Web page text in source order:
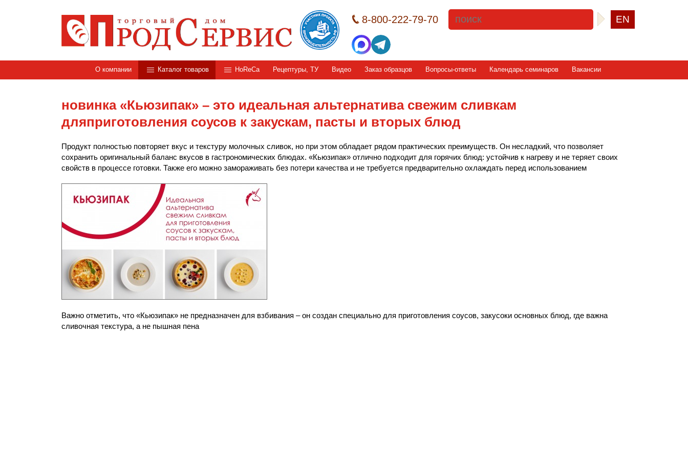
8-800-222-79-70 EN
О компании Каталог товаров HoReCa Рецептуры, ТУ Видео Заказ образцов Вопросы-ответы Календарь семинаров Вакансии
новинка «Кьюзипак» – это идеальная альтернатива свежим сливкам
дляприготовления соусов к закускам, пасты и вторых блюд
Продукт полностью повторяет вкус и текстуру молочных сливок, но при этом обладает рядом практических преимуществ. Он несладкий, что позволяет
сохранить оригинальный баланс вкусов в гастрономических блюдах. «Кьюзипак» отлично подходит для горячих блюд: устойчив к нагреву и не теряет своих
свойств в процессе готовки. Также его можно замораживать без потери качества и не требуется предварительно охлаждать перед использованием
Важно отметить, что «Кьюзипак» не предназначен для взбивания – он создан специально для приготовления соусов, закусоки основных блюд, где важна
сливочная текстура, а не пышная пена